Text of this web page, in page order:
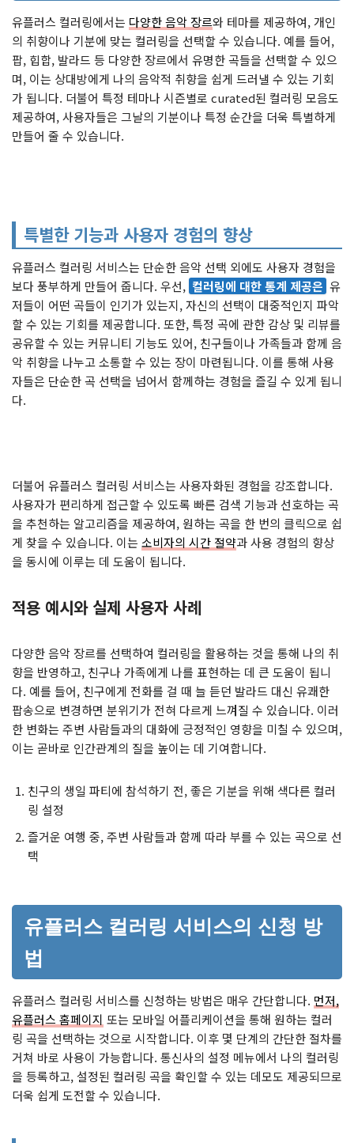
유플러스 컬러링에서는 다양한 음악 장르와 테마를 제공하여, 개인
의 취향이나 기분에 맞는 컬러링을 선택할 수 있습니다. 예를 들어,
팝, 힙합, 발라드 등 다양한 장르에서 유명한 곡들을 선택할 수 있으
며, 이는 상대방에게 나의 음악적 취향을 쉽게 드러낼 수 있는 기회
가 됩니다. 더불어 특정 테마나 시즌별로 curated된 컬러링 모음도
제공하여, 사용자들은 그날의 기분이나 특정 순간을 더욱 특별하게
만들어 줄 수 있습니다.
특별한 기능과 사용자 경험의 향상
유플러스 컬러링 서비스는 단순한 음악 선택 외에도 사용자 경험을
보다 풍부하게 만들어 줍니다. 우선, 컬러링에 대한 통계 제공은 유
저들이 어떤 곡들이 인기가 있는지, 자신의 선택이 대중적인지 파악
할 수 있는 기회를 제공합니다. 또한, 특정 곡에 관한 감상 및 리뷰를
공유할 수 있는 커뮤니티 기능도 있어, 친구들이나 가족들과 함께 음
악 취향을 나누고 소통할 수 있는 장이 마련됩니다. 이를 통해 사용
자들은 단순한 곡 선택을 넘어서 함께하는 경험을 즐길 수 있게 됩니
다.
더불어 유플러스 컬러링 서비스는 사용자화된 경험을 강조합니다.
사용자가 편리하게 접근할 수 있도록 빠른 검색 기능과 선호하는 곡
을 추천하는 알고리즘을 제공하여, 원하는 곡을 한 번의 클릭으로 쉽
게 찾을 수 있습니다. 이는 소비자의 시간 절약과 사용 경험의 향상
을 동시에 이루는 데 도움이 됩니다.
적용 예시와 실제 사용자 사례
다양한 음악 장르를 선택하여 컬러링을 활용하는 것을 통해 나의 취
향을 반영하고, 친구나 가족에게 나를 표현하는 데 큰 도움이 됩니
다. 예를 들어, 친구에게 전화를 걸 때 늘 듣던 발라드 대신 유쾌한
팝송으로 변경하면 분위기가 전혀 다르게 느껴질 수 있습니다. 이러
한 변화는 주변 사람들과의 대화에 긍정적인 영향을 미칠 수 있으며,
이는 곧바로 인간관계의 질을 높이는 데 기여합니다.
친구의 생일 파티에 참석하기 전, 좋은 기분을 위해 색다른 컬러
링 설정
즐거운 여행 중, 주변 사람들과 함께 따라 부를 수 있는 곡으로 선
택
유플러스 컬러링 서비스의 신청 방
법
유플러스 컬러링 서비스를 신청하는 방법은 매우 간단합니다. 먼저,
유플러스 홈페이지 또는 모바일 어플리케이션을 통해 원하는 컬러
링 곡을 선택하는 것으로 시작합니다. 이후 몇 단계의 간단한 절차를
거쳐 바로 사용이 가능합니다. 통신사의 설정 메뉴에서 나의 컬러링
을 등록하고, 설정된 컬러링 곡을 확인할 수 있는 데모도 제공되므로
더욱 쉽게 도전할 수 있습니다.